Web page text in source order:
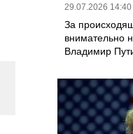
29.07.2026 14:40
За
внимательно
Владимир